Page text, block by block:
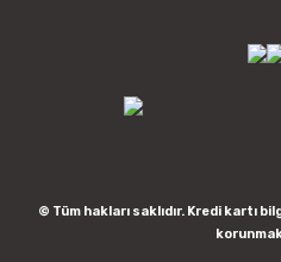
© Tüm hakları saklıdır. Kredi kartı